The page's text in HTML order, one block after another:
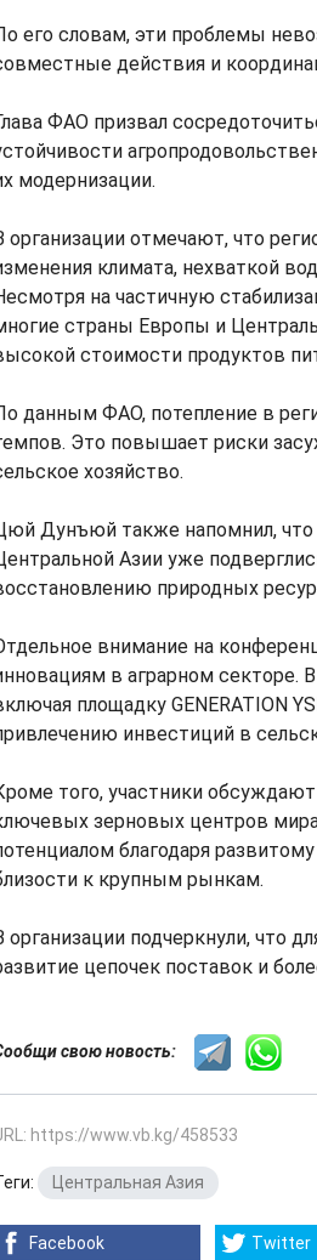
его словам, эти проблемы
действия и
ФАО призвал
модернизации.
организации отмечают, что
климата, нехваткой
на частичную
страны Европы и
стоимости продуктов
данным ФАО, потепление в
Это повышает риски
хозяйство.
Дунъюй также напомнил, что
Азии уже
природных
внимание на
в аграрном секторе.
площадку GENERATION
инвестиций в
того, участники
зерновых центров
благодаря
к крупным рынкам.
организации подчеркнули, что
цепочек поставок и
свою новость:
https://www.vb.kg/458533
Центральная Азия
Facebook Twitter